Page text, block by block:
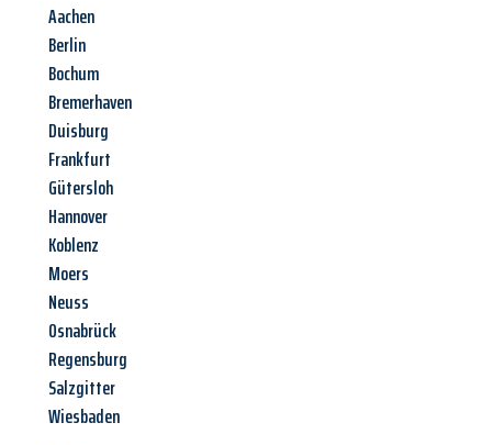
Aachen
Berlin
Bochum
Bremerhaven
Duisburg
Frankfurt
Gütersloh
Hannover
Koblenz
Moers
Neuss
Osnabrück
Regensburg
Salzgitter
Wiesbaden